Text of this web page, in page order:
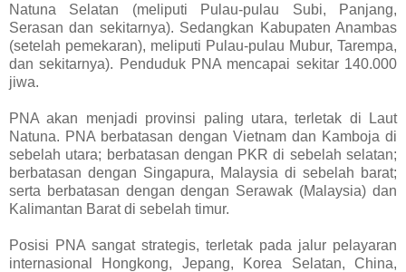
Natuna Selatan (meliputi Pulau-pulau Subi, Panjang,
Serasan dan sekitarnya). Sedangkan Kabupaten Anambas
(setelah pemekaran), meliputi Pulau-pulau Mubur, Tarempa,
dan sekitarnya). Penduduk PNA mencapai sekitar 140.000
jiwa.
PNA akan menjadi provinsi paling utara, terletak di Laut
Natuna. PNA berbatasan dengan Vietnam dan Kamboja di
sebelah utara; berbatasan dengan PKR di sebelah selatan;
berbatasan dengan Singapura, Malaysia di sebelah barat;
serta berbatasan dengan dengan Serawak (Malaysia) dan
Kalimantan Barat di sebelah timur.
Posisi PNA sangat strategis, terletak pada jalur pelayaran
internasional Hongkong, Jepang, Korea Selatan, China,